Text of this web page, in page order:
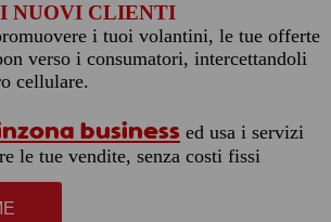
NUOVI CLIENTI
i tuoi volantini, le tue offerte
verso i consumatori, intercettandoli
cellulare.
business ed usa i servizi
le tue vendite, senza costi fissi